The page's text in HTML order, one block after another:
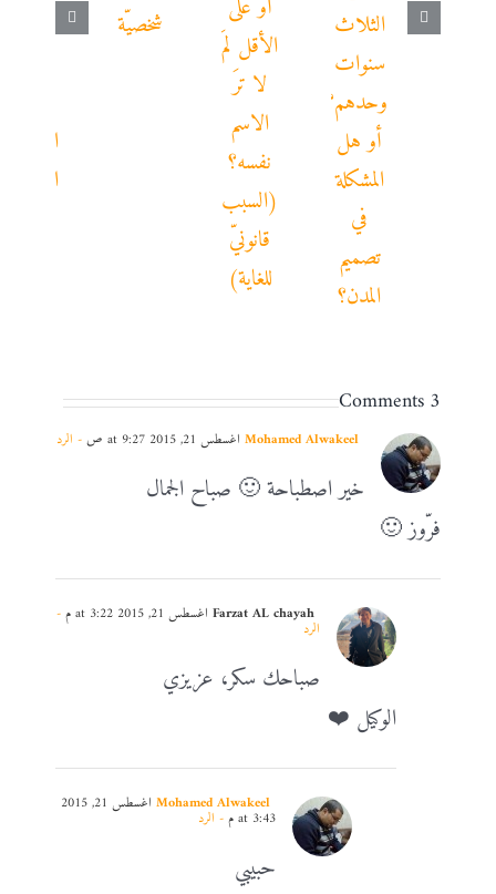
3 Comments
Mohamed Alwakeel أغسطس 21, 2015 at 9:27 ص - الرد
خير اصطباحة 🙂 صباح الجمال
فرّوز 🙂
Farzat AL chayah أغسطس 21, 2015 at 3:22 م -
الرد
صباحك سكر، عزيزي
الوكيل ❤️
Mohamed Alwakeel أغسطس 21, 2015
at 3:43 م - الرد
حبيبي